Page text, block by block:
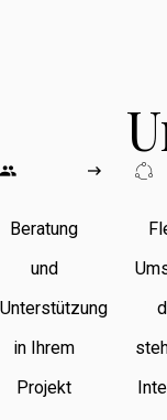
Beratung
und
Unterstützung
in Ihrem
Projekt